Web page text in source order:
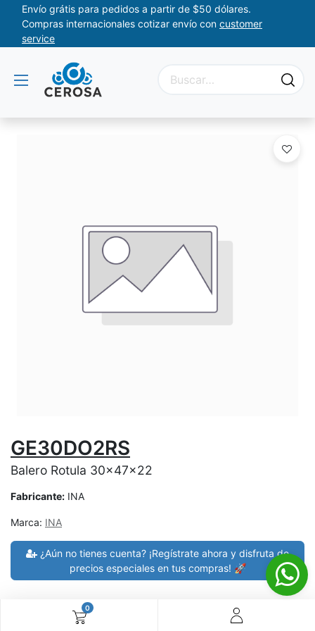
0
Envío grátis para pedidos a partir de $50 dólares.
Compras internacionales cotizar envío con customer
service
GE30DO2RS
Balero Rotula 30x47x22
Fabricante: INA
Marca: INA
¿Aún no tienes cuenta? ¡Regístrate ahora y disfruta de
precios especiales en tus compras! 🚀
30 días de devolución